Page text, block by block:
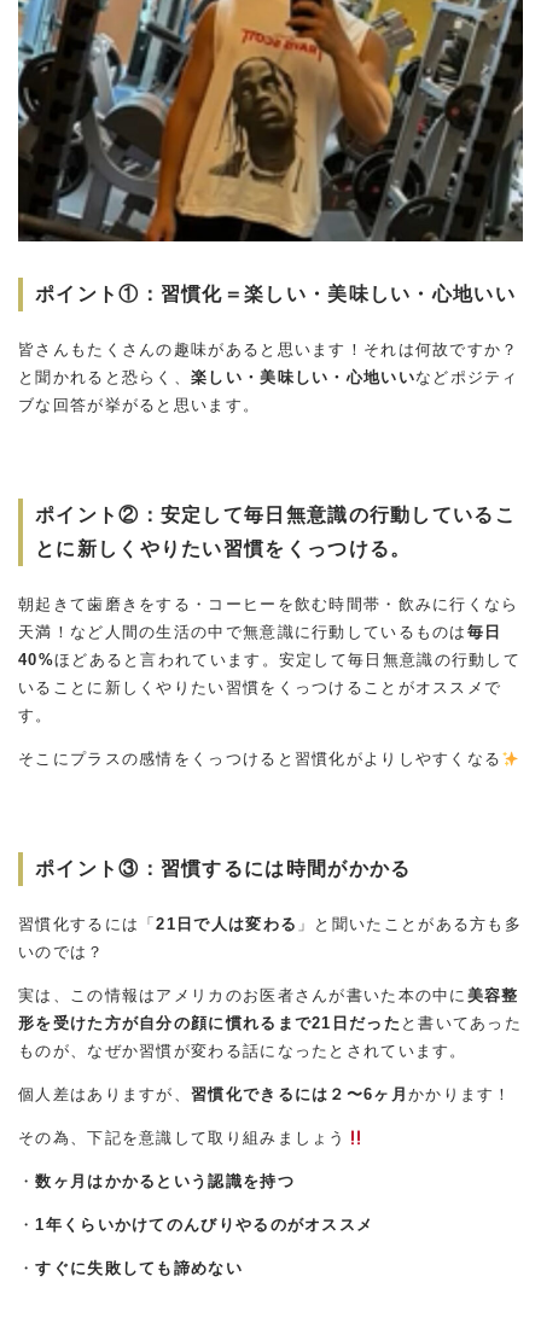
ポイント①：習慣化＝楽しい・美味しい・心地いい
皆さんもたくさんの趣味があると思います！それは何故ですか？
と聞かれると恐らく、 楽しい・美味しい・心地いいなどポジティ
ブな回答が挙がると思います。
ポイント②：安定して毎日無意識の行動しているこ
とに新しくやりたい習慣をくっつける。
朝起きて歯磨きをする・コーヒーを飲む時間帯・飲みに行くなら
天満！など人間の生活の中で無意識に行動しているものは 毎日
40%ほどあると言われています。安定して毎日無意識の行動して
いることに新しくやりたい習慣をくっつけることがオススメで
す。
そこにプラスの感情をくっつけると習慣化がよりしやすくなる
ポイント③：習慣するには時間がかかる
習慣化するには「21日で人は変わる 」と聞いたことがある方も多
いのでは？
実は、この情報はアメリカのお医者さんが書いた本の中に 美容整
形を受けた方が自分の顔に慣れるまで21日だった と書いてあった
ものが、なぜか習慣が変わる話になったとされています。
個人差はありますが、 習慣化できるには２〜6ヶ月 かかります！
その為、下記を意識して取り組みましょう
・数ヶ月はかかるという認識を持つ
・1年くらいかけてのんびりやるのがオススメ
・すぐに失敗しても諦めない